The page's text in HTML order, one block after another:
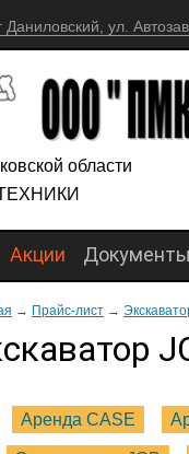
ул.
области
Акции Документы
→ Прайс-лист →
Аренда CASE